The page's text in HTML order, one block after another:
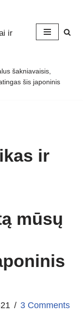
ir
šakniavaisis,
šis japoninis
ir
mūsų
3 Comments